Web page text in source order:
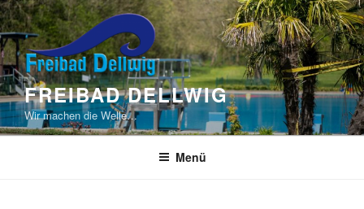
Zum
Inhalt
springen
FREIBAD DELLWIG
Wir machen die Welle…
Menü